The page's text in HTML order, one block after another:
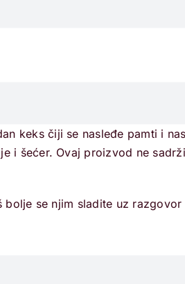
keks čiji se nasleđe pamti i
i šećer. Ovaj proizvod ne
se njim sladite uz razgovor